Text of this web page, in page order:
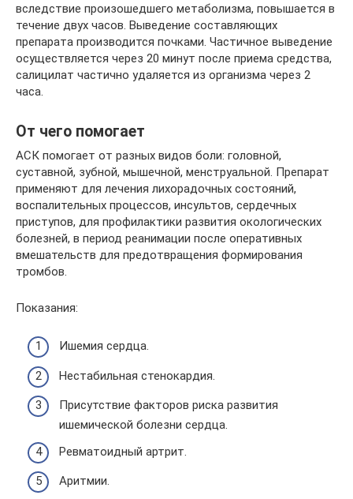
вследствие произошедшего метаболизма, повышается в
течение двух часов. Выведение составляющих
препарата производится почками. Частичное выведение
осуществляется через 20 минут после приема средства,
салицилат частично удаляется из организма через 2
часа.
От чего помогает
АСК помогает от разных видов боли: головной,
суставной, зубной, мышечной, менструальной. Препарат
применяют для лечения лихорадочных состояний,
воспалительных процессов, инсультов, сердечных
приступов, для профилактики развития окологических
болезней, в период реанимации после оперативных
вмешательств для предотвращения формирования
тромбов.
Показания:
Ишемия сердца.
Нестабильная стенокардия.
Присутствие факторов риска развития
ишемической болезни сердца.
Ревматоидный артрит.
Аритмии.